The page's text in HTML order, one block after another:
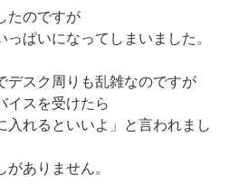
たのですが
ぱいになってしまいました。
デスク周りも乱雑なのですが
イスを受けたら
入れるといいよ」と言われまし
ありません。